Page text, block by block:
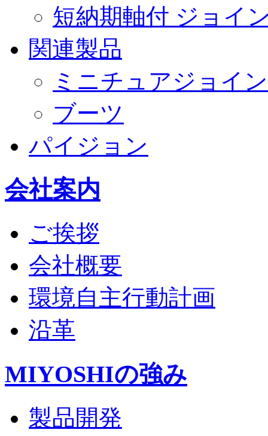
短納期軸付 ジョイ
関連製品
ミニチュアジョイ
ブーツ
パイジョン
会社案内
ご挨拶
会社概要
環境自主行動計画
沿革
MIYOSHIの強み
製品開発